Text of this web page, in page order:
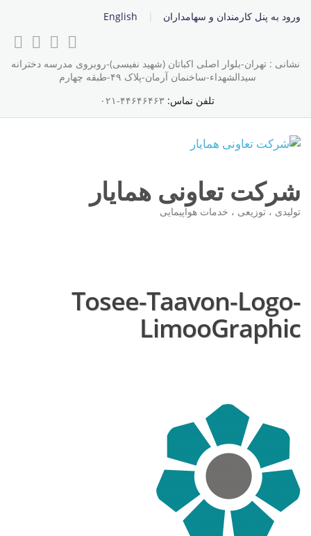
ورود به پنل کارمندان و سهامداران English
نشانی : تهران-بلوار اصلی اکباتان (شهید نفیسی)-روبروی مدرسه دخترانه
سیدالشهداء-ساخنمان آرمان-پلاک ۴۹-طبقه چهارم
تلفن تماس: ۴۴۶۴۶۴۶۳-۰۲۱
شرکت تعاونی همایار
تولیدی ، توزیعی ، خدمات هواپیمایی
Tosee-Taavon-Logo-
LimooGraphic